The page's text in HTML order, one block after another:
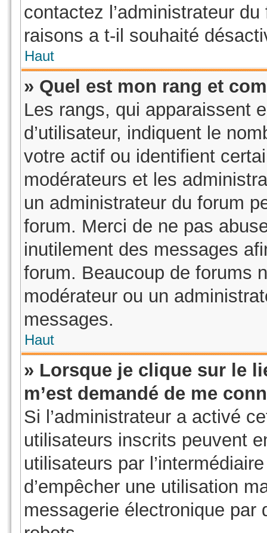
contactez l’administrateur
raisons a t-il souhaité
Haut
» Quel est mon rang et
Les rangs, qui apparaissent
d’utilisateur, indiquent le
votre actif ou identifient
modérateurs et les
un administrateur du forum
forum. Merci de ne pas
inutilement des messages
forum. Beaucoup de forums
modérateur ou un
messages.
Haut
» Lorsque je clique sur le
m’est demandé de me
Si l’administrateur a activé
utilisateurs inscrits peuvent
utilisateurs par
d’empêcher une utilisation
messagerie électronique